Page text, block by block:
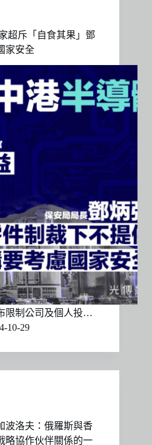
超斥「自食其果」鄧
家安全
限制公司及個人投…
10-29
波洛夫：俄羅斯與香
略協作伙伴關係的一